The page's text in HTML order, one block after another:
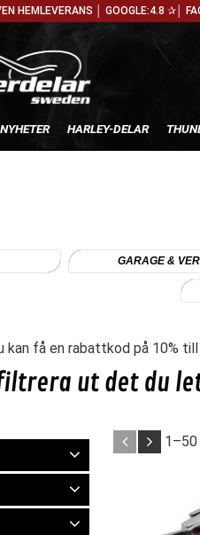
HEMLEVERANS │ GOOGLE:4.8 ✰│
NYHETER HARLEY-DELAR
GARAGE &
kan få en rabattkod på 10%
1–50